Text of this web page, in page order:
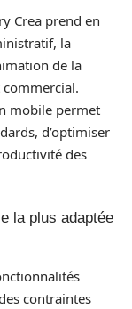
Crea prend en
la
de la
mobile permet
d’optimiser
des
la plus adaptée
contraintes